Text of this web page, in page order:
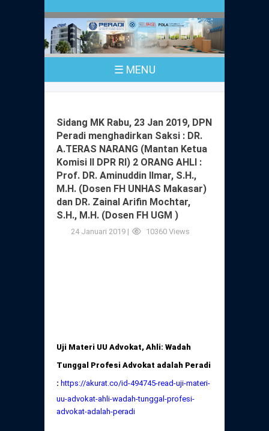
☰ MENU
Sejarah
Pusat Bantuan Hukum
Peraturan
Anggaran Dasar
Anggaran Rumah Tangga
Peraturan Magang
PKPA
UPA
Magang
Pengangkatan & Pengambilan Sumpah
Syarat Pengangkatan & Pengambilan
Dewan Kehormatan
Dewan Kehormatan Pusat
Dewan Kehormatan Daerah
Peraturan Pelaksanaan
Komisi Pengawas
Komisi Pengawas Pusat
Internasional
Certificate of Good Standing (COGS)
Sidang MK Rabu, 23 Jan 2019, DPN
Peradi menghadirkan Saksi : DR.
A.TERAS NARANG (Mantan Ketua
Komisi II DPR RI) 2 ORANG AHLI :
Prof. DR. Aminuddin Ilmar, S.H.,
M.H. (Dosen FH UNHAS Makasar)
dan DR. Zainal Arifin Mochtar,
S.H., M.H. (Dosen FH UGM )
24 Januari 2019 | 10360 Views
Uji Materi UU Advokat, Ahli: Wadah
Tunggal Profesi Advokat adalah Peradi
: https://akurat.co/id-494745-read-uji-materi-
uu-advokat-ahli-wadah-tunggal-profesi-
advokat-adalah-peradi